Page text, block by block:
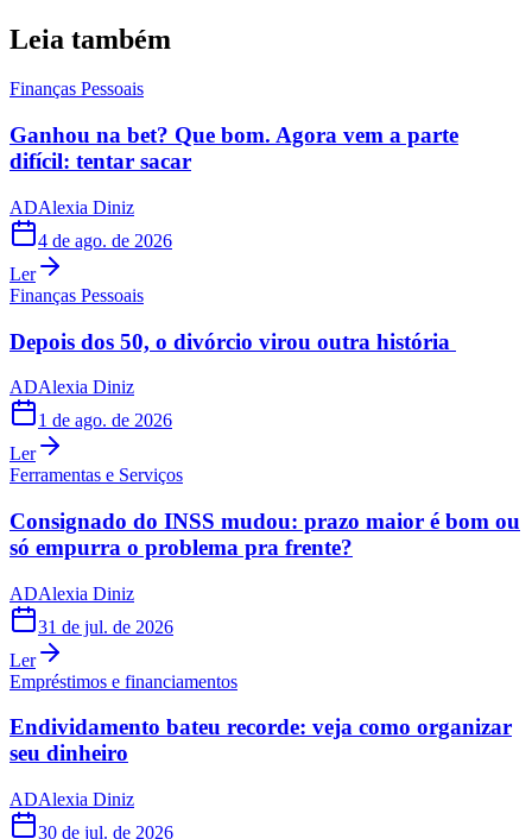
Leia também
Finanças Pessoais
Ganhou na bet? Que bom. Agora vem a parte
difícil: tentar sacar
ADAlexia Diniz
4 de ago. de 2026
Ler
Finanças Pessoais
Depois dos 50, o divórcio virou outra história
ADAlexia Diniz
1 de ago. de 2026
Ler
Ferramentas e Serviços
Consignado do INSS mudou: prazo maior é bom ou
só empurra o problema pra frente?
ADAlexia Diniz
31 de jul. de 2026
Ler
Empréstimos e financiamentos
Endividamento bateu recorde: veja como organizar
seu dinheiro
ADAlexia Diniz
30 de jul. de 2026